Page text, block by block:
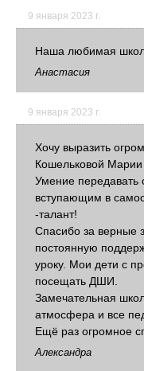
9 января 2023 г.
Наша любимая
Анастасия
9 января 2023 г.
Хочу выразить
Кошельковой Марии
Умение передавать
вступающим в
-талант!
Спасибо за верные
постоянную
уроку. Мои дети с
посещать ДШИ.
Замечательная
атмосфера и все
Ещё раз огромное
Александра